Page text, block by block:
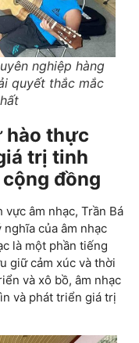
nghiệp hàng
quyết thắc mắc
hào thực
trị tinh
đồng
âm nhạc, Trần Bá
của âm nhạc
là một phần tiếng
giữ cảm xúc và thời
và xô bồ, âm nhạc
và phát triển giá trị